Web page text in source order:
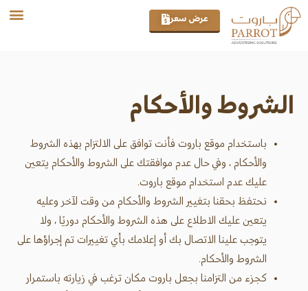
عرض سعر
الشروط والأحكام
باستخدام موقع باروت فأنت توافق على الالتزام بهذه الشروط
والأحكام ، وفي حال عدم موافقتك على الشروط والأحكام يتعين
عليك عدم استخدام موقع باروت.
نحتفظ بحقنا بتغيير الشروط والأحكام من وقت لآخر وعليه
يتعين عليك الاطلاع على هذه الشروط والأحكام دوريًا ، ولا
يتوجب علينا الاتصال بك أو إعلامك بأي تغييرات تم إجراؤها على
الشروط والأحكام.
كجزء من التزامنا بجعل باروت مكان ترغب في زيارته باستمرار